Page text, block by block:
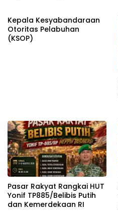
Kepala Kesyabandaraan
Otoritas Pelabuhan
(KSOP)
Pasar Rakyat Rangkai HUT
Yonif TP885/Belibis Putih
dan Kemerdekaan RI